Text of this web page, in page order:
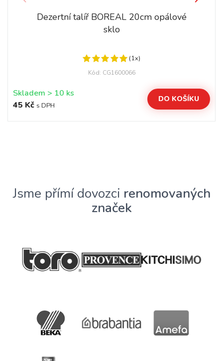
Dezertní talíř BOREAL 20cm opálové
sklo
(1x)
Kód: CG1600066
Skladem > 10 ks
45 Kč s DPH
DO KOŠÍKU
Jsme přímí dovozci renomovaných
značek